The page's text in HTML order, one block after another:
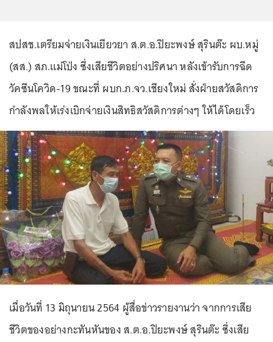
สปสช.เตรียมจ่ายเงินเยียวยา ส.ต.อ.ปิยะพงษ์ สุรินต๊ะ ผบ.หมู่
(สส.) สภ.แม่โป่ง ซึ่งเสียชีวิตอย่างปริศนา หลังเข้ารับการฉีด
วัคซีนโควิด-19 ขณะที่ ผบก.ภ.จว.เชียงใหม่ สั่งฝ่ายสวัสดิการ
กำลังพลให้เร่งเบิกจ่ายเงินสิทธิสวัสดิการต่างๆ ให้ได้โดยเร็ว
เมื่อวันที่ 13 มิถุนายน 2564 ผู้สื่อข่าวรายงานว่า จากการเสีย
ชีวิตของอย่างกะทันหันของ ส.ต.อ.ปิยะพงษ์ สุรินต๊ะ ซึ่งเสีย